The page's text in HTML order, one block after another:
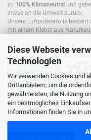
Diese Webseite
Technologien
Wir verwenden Cookies und
Drittanbietern, um die
gewährleisten, die Nutzung
ein bestmögliches
Informationen finden Sie in
zu 100% Klimaneutral und
etwas an die Umwelt zurück.
Unsere Luftpolsterfolie
mit einem Kleber aus
Füllmaterial, bereits im